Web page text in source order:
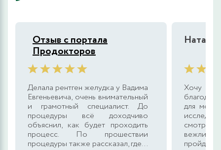
Отзыв с портала
Продокторов
Делала рентген желудка у Вадима
Евгеньевича, очень внимательный
и грамотный специалист. До
процедуры всё доходчиво
объяснил, как будет проходить
процесс. По прошествии
процедуры также рассказал, где...
Наталья
Хочу
для меня
вежлив
пройдёт